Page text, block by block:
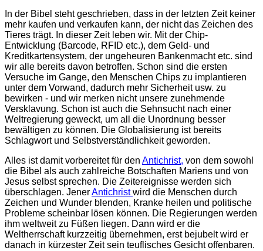
In der Bibel steht geschrieben, dass in der letzten Zeit keiner
mehr kaufen und verkaufen kann, der nicht das Zeichen des
Tieres trägt. In dieser Zeit leben wir. Mit der Chip-
Entwicklung (Barcode, RFID etc.), dem Geld- und
Kreditkartensystem, der ungeheuren Bankenmacht etc. sind
wir alle bereits davon betroffen. Schon sind die ersten
Versuche im Gange, den Menschen Chips zu implantieren
unter dem Vorwand, dadurch mehr Sicherheit usw. zu
bewirken - und wir merken nicht unsere zunehmende
Versklavung. Schon ist auch die Sehnsucht nach einer
Weltregierung geweckt, um all die Unordnung besser
bewältigen zu können. Die Globalisierung ist bereits
Schlagwort und Selbstverständlichkeit geworden.
Alles ist damit vorbereitet für den Antichrist, von dem sowohl
die Bibel als auch zahlreiche Botschaften Mariens und von
Jesus selbst sprechen. Die Zeitereignisse werden sich
überschlagen. JenerAntichristwird die Menschen durch
Zeichen und Wunder blenden, Kranke heilen und politische
Probleme scheinbar lösen können. Die Regierungen werden
ihm weltweit zu Füßen liegen. Dann wird er die
Weltherrschaft kurzzeitig übernehmen, erst bejubelt wird er
danach in kürzester Zeit sein teuflisches Gesicht offenbaren.